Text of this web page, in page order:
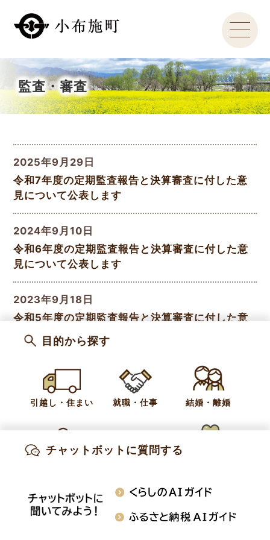
監査・審査
2025年9月29日
令和7年度の定期監査報告と決算審査に付した意
見について公表します
2024年9月10日
令和6年度の定期監査報告と決算審査に付した意
見について公表します
2023年9月18日
令和5年度の定期監査報告と決算審査に付した意
見について公表します
2022年9月12日
令和4年度の定期監査報告と決算審査に付した意
見について公表します
令和3年度の定期監査報告と決算審査に付した意
知りたい情報を検索
目的から探す
引越し・住まい 就職・仕事 結婚・離婚
チャットボットに質問する